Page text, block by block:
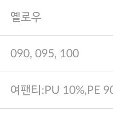
옐로우
090, 095, 100
여팬티:PU 10%,PE